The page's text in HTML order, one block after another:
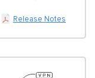
Release Notes